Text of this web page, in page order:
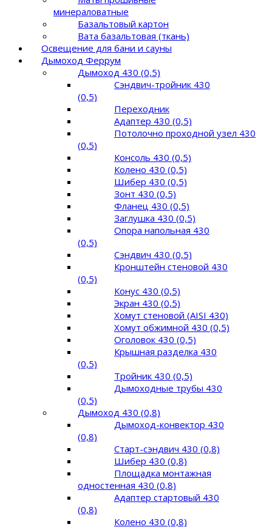
минераловатные
Базальтовый картон
Вата базальтовая (ткань)
Освещение для бани и сауны
Дымоход Феррум
Дымоход 430 (0,5)
Сэндвич-тройник 430
(0,5)
Переходник
Адаптер 430 (0,5)
Потолочно проходной узел 430
(0,5)
Консоль 430 (0,5)
Колено 430 (0,5)
Шибер 430 (0,5)
Зонт 430 (0,5)
Фланец 430 (0,5)
Заглушка 430 (0,5)
Опора напольная 430
(0,5)
Сэндвич 430 (0,5)
Кронштейн стеновой 430
(0,5)
Конус 430 (0,5)
Экран 430 (0,5)
Хомут стеновой (AISI 430)
Хомут обжимной 430 (0,5)
Оголовок 430 (0,5)
Крышная разделка 430
(0,5)
Тройник 430 (0,5)
Дымоходные трубы 430
(0,5)
Дымоход 430 (0,8)
Дымоход-конвектор 430
(0,8)
Старт-сэндвич 430 (0,8)
Шибер 430 (0,8)
Площадка монтажная
одностенная 430 (0,8)
Адаптер стартовый 430
(0,8)
Колено 430 (0,8)